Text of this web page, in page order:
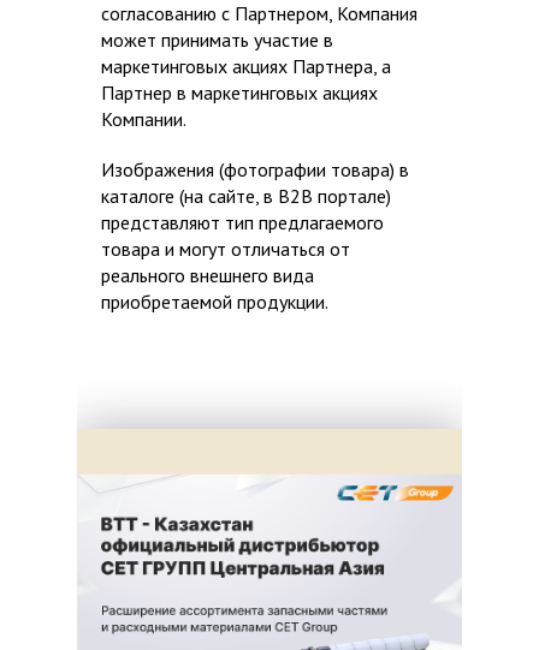
согласованию с Партнером, Компания
может принимать участие в
маркетинговых акциях Партнера, а
Партнер в маркетинговых акциях
Компании.
Изображения (фотографии товара) в
каталоге (на сайте, в B2B портале)
представляют тип предлагаемого
товара и могут отличаться от
реального внешнего вида
приобретаемой продукции.